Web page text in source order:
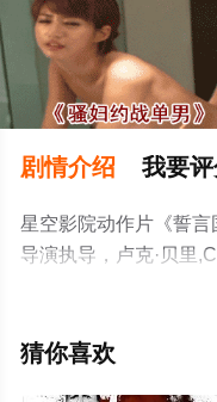
剧情介绍 我要
星空影院动作片《誓言
导演执导，卢克·贝里
演绎的美国电影，手
猫或剧情网等平台了解
猜你喜欢